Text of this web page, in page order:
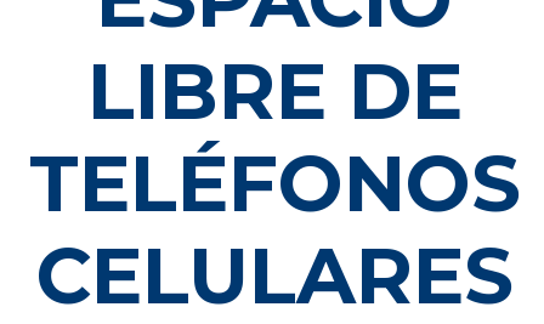
LIBRE DE
TELÉFONOS
CELULARES